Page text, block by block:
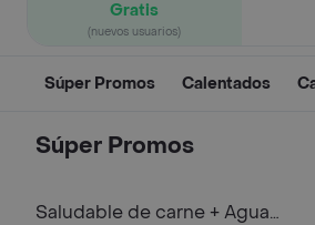
Gratis
(nuevos usuarios)
Súper Promos Calentados
Súper Promos
Saludable de carne + Agua